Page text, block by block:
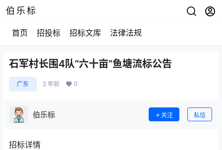
伯乐标
首页 招投标 招标文库 法律法规
石军村长围4队“六十亩”鱼塘流标公告
广东 2 年前 0
伯乐标 关注 私信
招标详情